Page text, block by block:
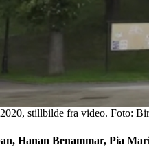
stillbilde fra video. Foto:
Hanan Benammar, Pia